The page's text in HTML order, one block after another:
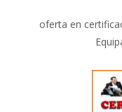
oferta en